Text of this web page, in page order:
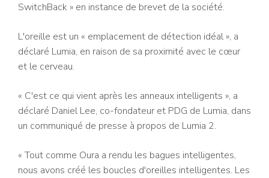
SwitchBack » en instance de brevet de la société.
L'oreille est un « emplacement de détection idéal », a
déclaré Lumia, en raison de sa proximité avec le cœur
et le cerveau.
« C'est ce qui vient après les anneaux intelligents », a
déclaré Daniel Lee, co-fondateur et PDG de Lumia, dans
un communiqué de presse à propos de Lumia 2.
« Tout comme Oura a rendu les bagues intelligentes,
nous avons créé les boucles d'oreilles intelligentes. Les